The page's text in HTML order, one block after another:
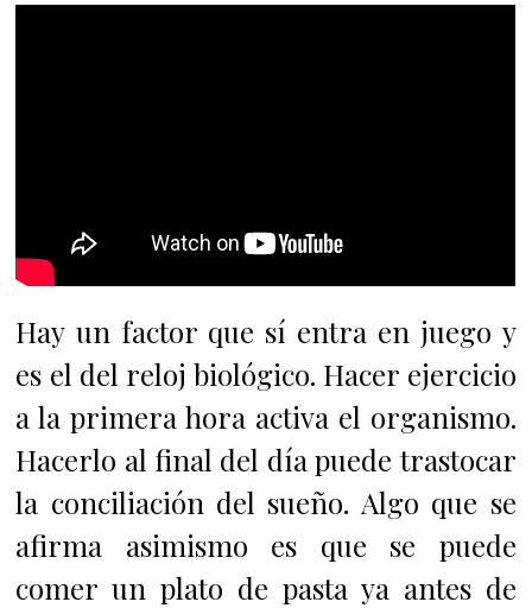
Hay un factor que sí entra en juego y
es el del reloj biológico. Hacer ejercicio
a la primera hora activa el organismo.
Hacerlo al final del día puede trastocar
la conciliación del sueño. Algo que se
afirma asimismo es que se puede
comer un plato de pasta ya antes de